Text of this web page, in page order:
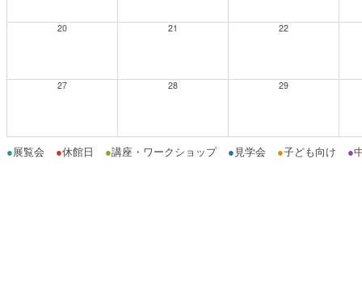
20 21 22
27 28 29
●展覧会 ●休館日 ●講座・ワークショップ ● 見学会 ●子ども向け ●